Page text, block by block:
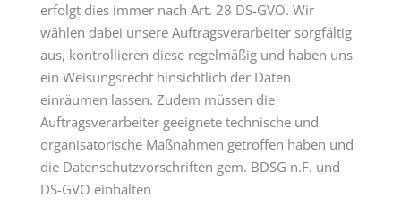
erfolgt dies immer nach Art. 28 DS-GVO. Wir
wählen dabei unsere Auftragsverarbeiter sorgfältig
aus, kontrollieren diese regelmäßig und haben uns
ein Weisungsrecht hinsichtlich der Daten
einräumen lassen. Zudem müssen die
Auftragsverarbeiter geeignete technische und
organisatorische Maßnahmen getroffen haben und
die Datenschutzvorschriften gem. BDSG n.F. und
DS-GVO einhalten